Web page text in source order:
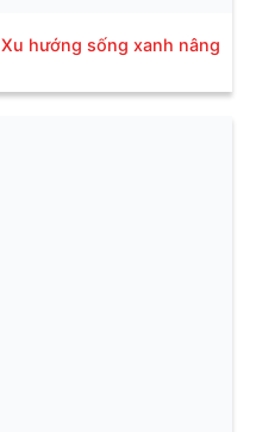
hướng sống xanh nâng